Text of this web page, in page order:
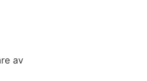
av